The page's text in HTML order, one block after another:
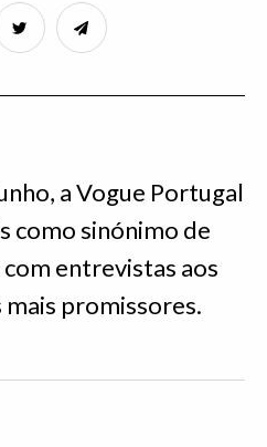
a Vogue Portugal
como sinónimo de
entrevistas aos
mais promissores.